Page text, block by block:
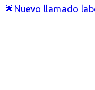
🌟Nuevo llamado